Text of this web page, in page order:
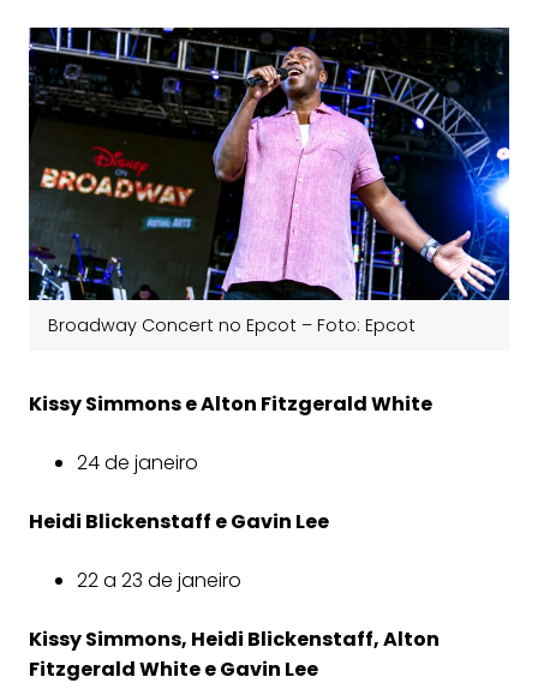
Broadway Concert no Epcot – Foto: Epcot
Kissy Simmons e Alton Fitzgerald White
24 de janeiro
Heidi Blickenstaff e Gavin Lee
22 a 23 de janeiro
Kissy Simmons, Heidi Blickenstaff, Alton
Fitzgerald White e Gavin Lee